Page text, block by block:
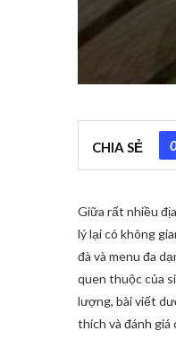
CHIA SẺ
Giữa rất nhiều
lý lại có không
đà và menu đa
quen thuộc của
lượng, bài viết
thích và đánh giá